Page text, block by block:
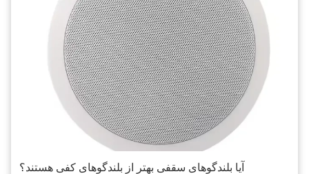
آیا بلندگوهای سقفی بهتر از بلندگوهای کفی هستند؟